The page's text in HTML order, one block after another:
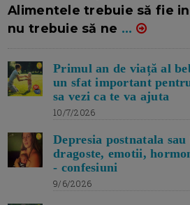
Alimentele trebuie să fie
nu trebuie să ne ...
Primul an de viață al
un sfat important
sa vezi ca te va ajuta
10/7/2026
Depresia postnatala
dragoste, emotii,
- confesiuni
9/6/2026